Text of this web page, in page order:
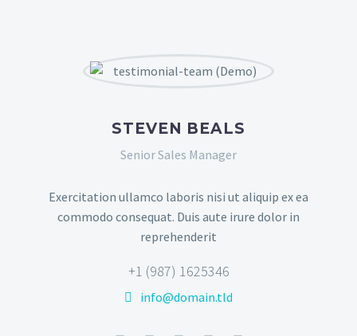
STEVEN BEALS
Senior Sales Manager
Exercitation ullamco laboris nisi ut aliquip ex ea
commodo consequat. Duis aute irure dolor in
reprehenderit
+1 (987) 1625346
info@domain.tld